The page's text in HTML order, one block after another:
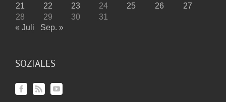
21
22 23 24 25 26
27
28
29 30
31
« Juli
Sep. »
SOZIALES